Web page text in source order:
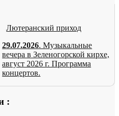
Лютеранский приход
29.07.2026. Музыкальные
вечера в Зеленогорской кирхе,
август 2026 г. Программа
концертов.
: